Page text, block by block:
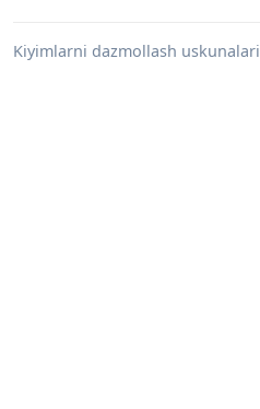
Kiyimlarni dazmollash uskunalari